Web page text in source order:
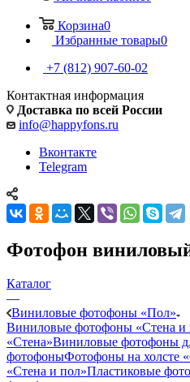
Корзина0
Избранные товары0
+7 (812) 907-60-02
Контактная информация
Доставка по всей России
info@happyfons.ru
Вконтакте
Telegram
Фотофон
Каталог
—
Виниловые фотофоны «Пол»
Виниловые фотофоны «Стена и
«Стена»Виниловые фотофоны
фотофоныФотофоны на холсте
«Стена и пол»Пластиковые